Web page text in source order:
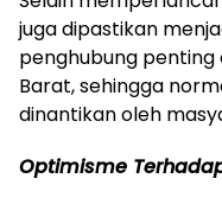
juga dipastikan
penghubung penting
Barat, sehingga
dinantikan oleh
Optimisme